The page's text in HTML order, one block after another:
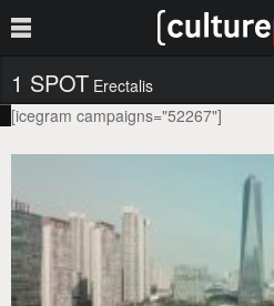
1 SPOT Erectalis
[icegram campaigns="52267"]